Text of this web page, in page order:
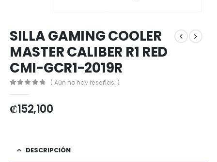
SILLA GAMING COOLER
MASTER CALIBER R1 RED
CMI-GCR1-2019R
( Aún no hay reseñas. )
₡152,100
DESCRIPCIÓN